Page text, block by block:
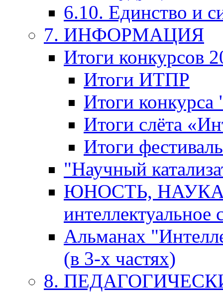
6.10. Единство и
7. ИНФОРМАЦИЯ
Итоги конкурсов
Итоги ИТПР
Итоги
Итоги слёта
Итоги
"Научный
ЮНОСТЬ,
интеллектуальное
Альманах
(в 3-х частях)
8.